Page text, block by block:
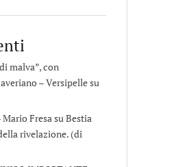
malva”, con
– Versipellesu
FresasuBestia
rivelazione. (di